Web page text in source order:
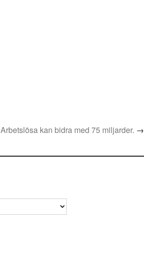
Arbetslösa kan bidra med 75 miljarder. →